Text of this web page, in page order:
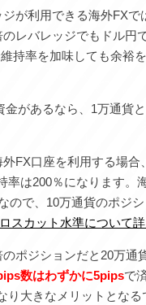
が利用できる海外FX
レバレッジでもドル円
持率を加味しても余裕
金があるなら、1万通貨
FX口座を利用する場
率は200％になります。
ので、10万通貨のポジ
スカット水準について
ポジションだと20万通
数はわずかに5pipsで
大きなメリットとなる